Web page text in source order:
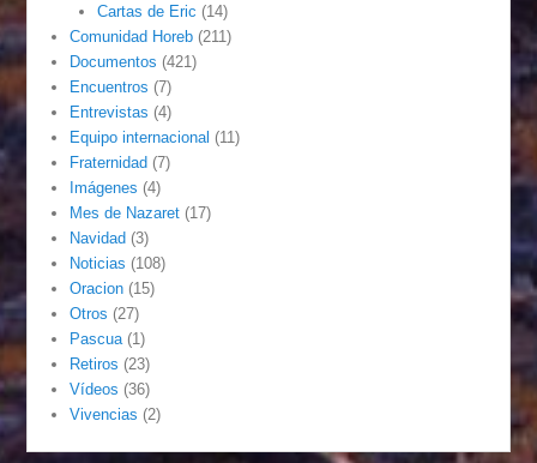
Cartas de Eric (14)
Comunidad Horeb (211)
Documentos (421)
Encuentros (7)
Entrevistas (4)
Equipo internacional (11)
Fraternidad (7)
Imágenes (4)
Mes de Nazaret (17)
Navidad (3)
Noticias (108)
Oracion (15)
Otros (27)
Pascua (1)
Retiros (23)
Vídeos (36)
Vivencias (2)